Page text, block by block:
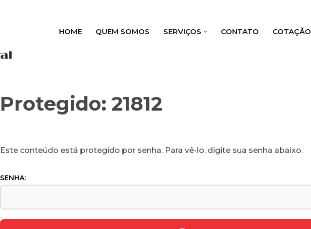
HOME QUEM SOMOS SERVIÇOS CONTATO COTAÇÃO
Protegido: 21812
Este conteúdo está protegido por senha. Para vê-lo, digite sua senha abaixo.
SENHA: